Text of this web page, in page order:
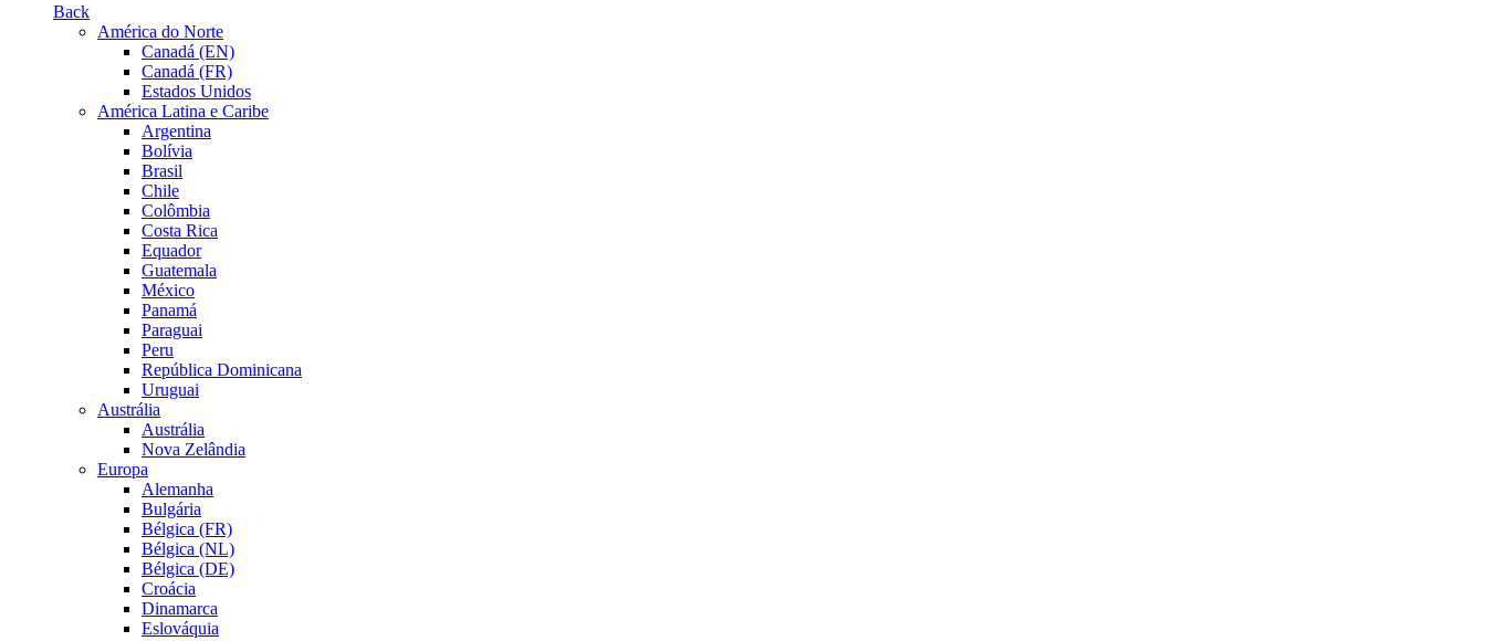
Back
América do Norte
Canadá (EN)
Canadá (FR)
Estados Unidos
América Latina e Caribe
Argentina
Bolívia
Brasil
Chile
Colômbia
Costa Rica
Equador
Guatemala
México
Panamá
Paraguai
Peru
República Dominicana
Uruguai
Austrália
Austrália
Nova Zelândia
Europa
Alemanha
Bulgária
Bélgica (FR)
Bélgica (NL)
Bélgica (DE)
Croácia
Dinamarca
Eslováquia